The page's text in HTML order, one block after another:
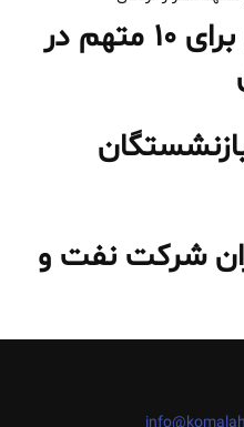
نگرانی از خطر اعدام برای ۱۰ متهم در
شرکت نفت و